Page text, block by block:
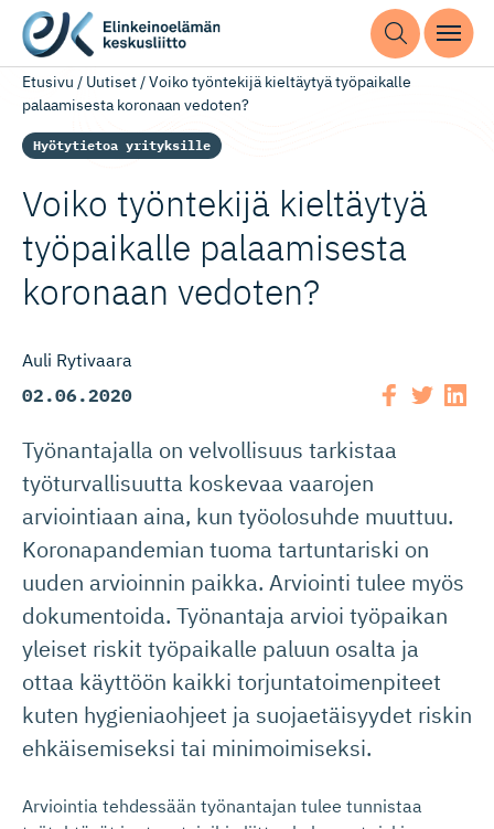
Etusivu / Uutiset/Voiko työntekijä kieltäytyä työpaikalle
palaamisesta koronaan vedoten?
Hyötytietoa yrityksille
Voiko työntekijä kieltäytyä
työpaikalle palaamisesta
koronaan vedoten?
Auli Rytivaara
02.06.2020
Työnantajalla on velvollisuus tarkistaa
työturvallisuutta koskevaa vaarojen
arviointiaan aina, kun työolosuhde muuttuu.
Koronapandemian tuoma tartuntariski on
uuden arvioinnin paikka. Arviointi tulee myös
dokumentoida. Työnantaja arvioi työpaikan
yleiset riskit työpaikalle paluun osalta ja
ottaa käyttöön kaikki torjuntatoimenpiteet
kuten hygieniaohjeet ja suojaetäisyydet riskin
ehkäisemiseksi tai minimoimiseksi.
Arviointia tehdessään työnantajan tulee tunnistaa